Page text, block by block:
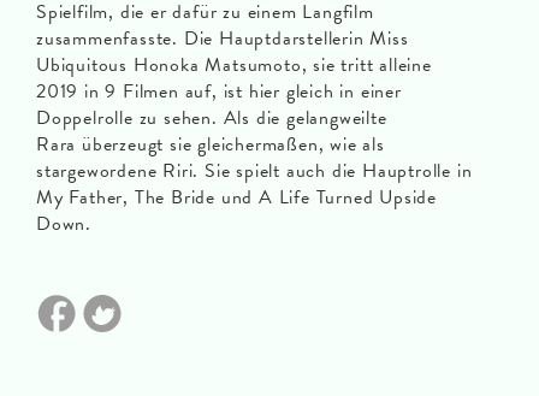
Spielfilm, die er dafür zu einem Langfilm
zusammenfasste. Die Hauptdarstellerin Miss
Ubiquitous Honoka Matsumoto, sie tritt alleine
2019 in 9 Filmen auf, ist hier gleich in einer
Doppelrolle zu sehen. Als die gelangweilte
Rara überzeugt sie gleichermaßen, wie als
stargewordene Riri. Sie spielt auch die Hauptrolle in
My Father, The Bride und A Life Turned Upside
Down.